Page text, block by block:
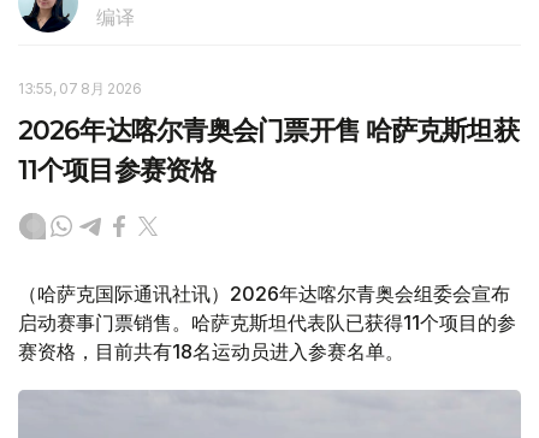
编译
13:55, 07 8月 2026
2026年达喀尔青奥会门票开售 哈萨克斯坦获
11个项目参赛资格
（哈萨克国际通讯社讯）2026年达喀尔青奥会组委会宣布
启动赛事门票销售。哈萨克斯坦代表队已获得11个项目的参
赛资格，目前共有18名运动员进入参赛名单。